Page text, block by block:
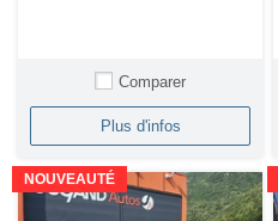
Comparer
Plus d'infos
NOUVEAUTÉ